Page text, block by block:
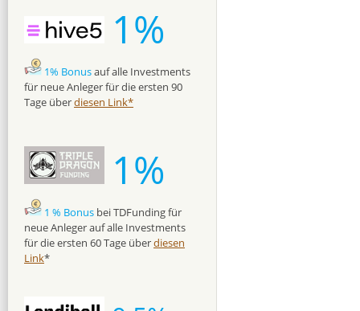
1%
1% Bonusauf alle Investments
für neue Anleger für die ersten 90
Tage überdiesen Link*
1%
1 % Bonus bei TDFunding für
neue Anleger auf alle Investments
für die ersten 60 Tage überdiesen
Link*